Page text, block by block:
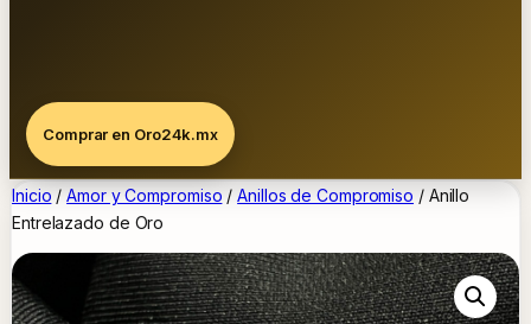
Comprar en Oro24k.mx
Inicio /Amor y Compromiso /Anillos de Compromiso / Anillo
Entrelazado de Oro